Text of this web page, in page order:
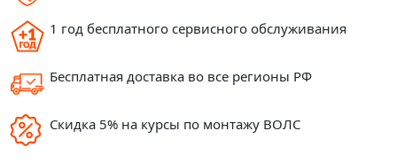
1 год бесплатного сервисного обслуживания
Бесплатная доставка во все регионы РФ
Скидка 5% на курсы по монтажу ВОЛС